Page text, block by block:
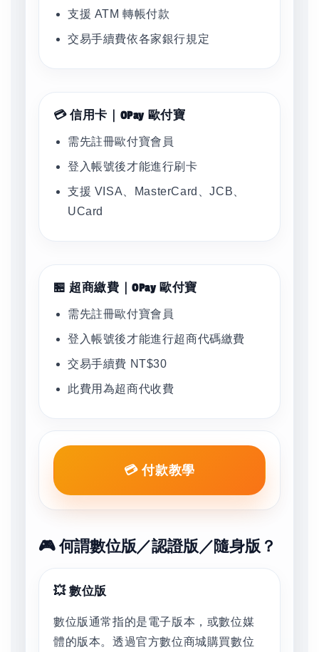
支援 ATM 轉帳付款
交易手續費依各家銀行規定
💳 信用卡｜OPay 歐付寶
需先註冊歐付寶會員
登入帳號後才能進行刷卡
支援 VISA、MasterCard、JCB、
UCard
🏪 超商繳費｜OPay 歐付寶
需先註冊歐付寶會員
登入帳號後才能進行超商代碼繳費
交易手續費 NT$30
此費用為超商代收費
💳 付款教學
🎮 何謂數位版／認證版／隨身版？
💥 數位版
數位版通常指的是電子版本，或數位媒
體的版本。透過官方數位商城購買數位